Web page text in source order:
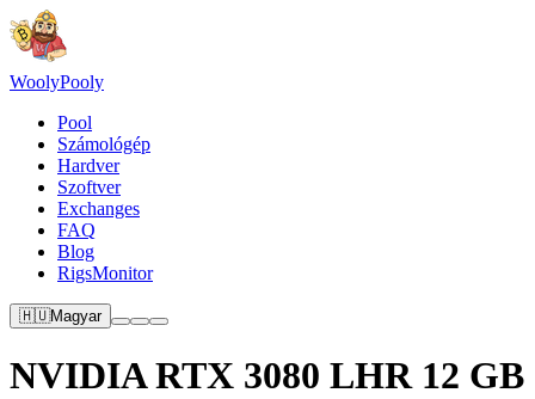
WoolyPooly
Pool
Számológép
Hardver
Szoftver
Exchanges
FAQ
Blog
RigsMonitor
🇭🇺Magyar
NVIDIA RTX 3080 LHR 12 GB